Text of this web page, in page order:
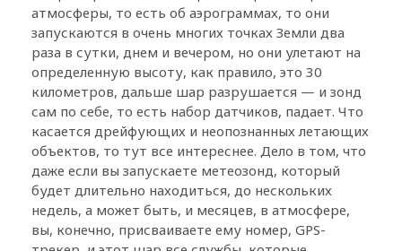
атмосферы, то есть об аэрограммах, то они
запускаются в очень многих точках Земли два
раза в сутки, днем и вечером, но они улетают на
определенную высоту, как правило, это 30
километров, дальше шар разрушается — и зонд
сам по себе, то есть набор датчиков, падает. Что
касается дрейфующих и неопознанных летающих
объектов, то тут все интереснее. Дело в том, что
даже если вы запускаете метеозонд, который
будет длительно находиться, до нескольких
недель, а может быть, и месяцев, в атмосфере,
вы, конечно, присваиваете ему номер, GPS-